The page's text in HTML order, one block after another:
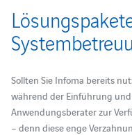
Sollten Sie Infoma bereits
während der Einführung
Anwendungsberater zur
– denn diese enge